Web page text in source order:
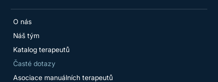
O nás
Náš tým
Katalog terapeutů
Časté dotazy
Asociace manuálních terapeutů